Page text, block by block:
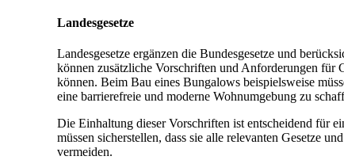
Landesgesetze
Landesgesetze ergänzen die Bundesgesetze und
können zusätzliche Vorschriften und Anforderungen für
können. Beim Bau eines Bungalows beispielsweise
eine barrierefreie und moderne Wohnumgebung zu
Die Einhaltung dieser Vorschriften ist entscheidend für
müssen sicherstellen, dass sie alle relevanten Gesetze und
vermeiden.